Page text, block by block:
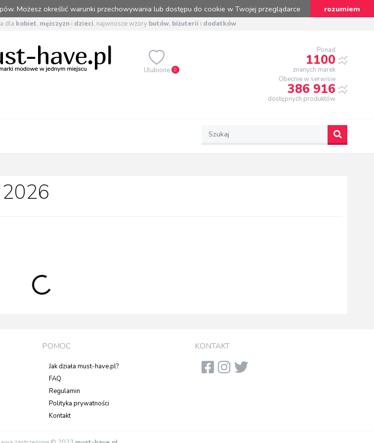
Możesz określić warunki przechowywania lub dostępu do cookie w Twojej przeglądarce rozumiem
dla kobiet, mężczyzn i dzieci, najwnosze wzory butów, biżuterii i dodatków
Ulubione 0
Ponad
1100
znanych marek
Obecnie w serwisie
386 916
dostępnych produktów
POMOC
Jak działa must-have.pl?
FAQ
Regulamin
Polityka prywatności
Kontakt
KONTAKT